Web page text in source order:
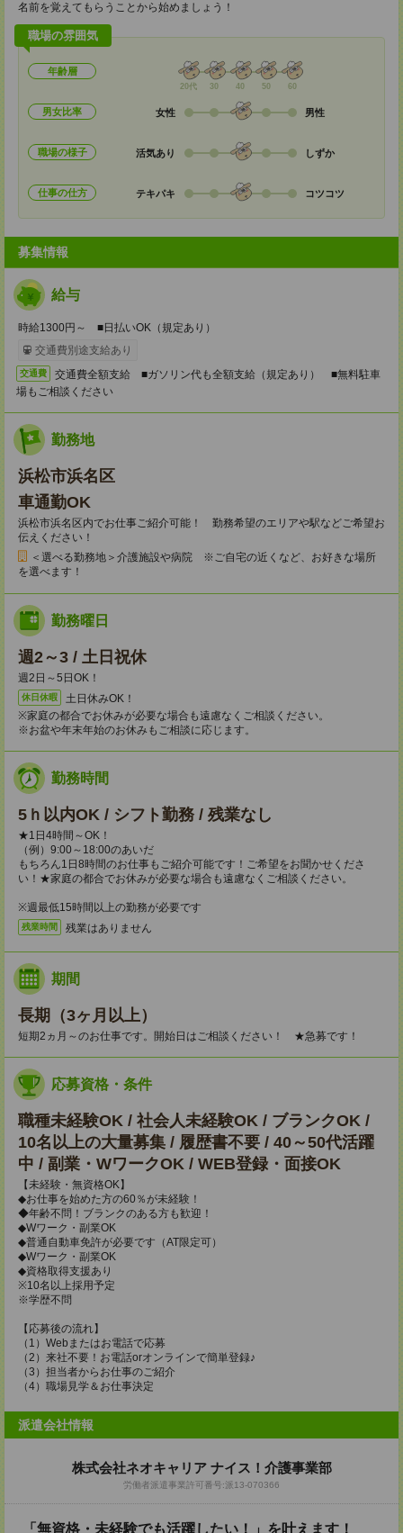
名前を覚えてもらうことから始めましょう！
職場の雰囲気
年齢層
20代 30 40 50 60
男女比率 女性 男性
職場の様子 活気あり しずか
仕事の仕方 テキパキ コツコツ
募集情報
給与
時給1300円～ ■日払いOK（規定あり）
交通費別途支給あり
交通費
交通費全額支給 ■ガソリン代も全額支給（規定あり） ■無料駐車
場もご相談ください
勤務地
浜松市浜名区
車通勤OK
浜松市浜名区内でお仕事ご紹介可能！ 勤務希望のエリアや駅などご希望お
伝えください！
＜選べる勤務地＞介護施設や病院 ※ご自宅の近くなど、お好きな場所
を選べます！
勤務曜日
週2～3 / 土日祝休
週2日～5日OK！
休日休暇
土日休みOK！
※家庭の都合でお休みが必要な場合も遠慮なくご相談ください。
※お盆や年末年始のお休みもご相談に応じます。
勤務時間
5ｈ以内OK / シフト勤務 / 残業なし
★1日4時間～OK！
（例）9:00～18:00のあいだ
もちろん1日8時間のお仕事もご紹介可能です！ご希望をお聞かせくださ
い！★家庭の都合でお休みが必要な場合も遠慮なくご相談ください。
※週最低15時間以上の勤務が必要です
残業時間 残業はありません
期間
長期（3ヶ月以上）
短期2ヵ月～のお仕事です。開始日はご相談ください！ ★急募です！
応募資格・条件
職種未経験OK / 社会人未経験OK / ブランクOK /
10名以上の大量募集 / 履歴書不要 / 40～50代活躍
中 / 副業・WワークOK / WEB登録・面接OK
【未経験・無資格OK】
◆お仕事を始めた方の60％が未経験！
◆年齢不問！ブランクのある方も歓迎！
◆Wワーク・副業OK
◆普通自動車免許が必要です（AT限定可）
◆Wワーク・副業OK
◆資格取得支援あり
※10名以上採用予定
※学歴不問
【応募後の流れ】
（1）Webまたはお電話で応募
（2）来社不要！お電話orオンラインで簡単登録♪
（3）担当者からお仕事のご紹介
（4）職場見学＆お仕事決定
派遣会社情報
株式会社ネオキャリア ナイス！介護事業部
労働者派遣事業許可番号:派13-070366
「無資格・未経験でも活躍したい！」を叶えます！